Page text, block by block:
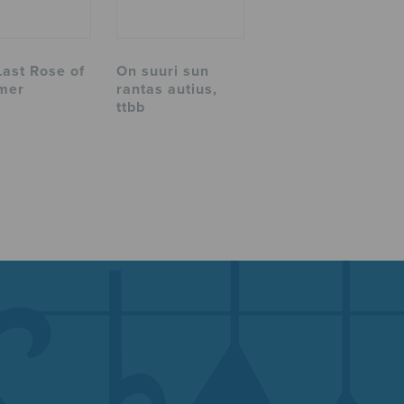
Rose of
On suuri sun
rantas autius,
ttbb